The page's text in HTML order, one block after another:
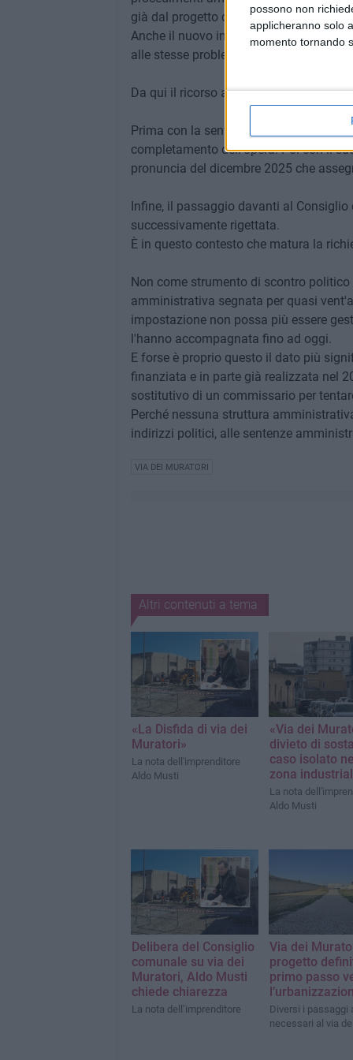
possono non
applicheranno solo
momento tornando
già dal progetto del 2004.
Anche il nuovo incarico progettuale
alle stesse problematiche urbanistiche
Da qui il ricorso al TAR contro l'inerzia
Prima con la sentenza del 2024, che
completamento dell'opera. Poi con il
pronuncia del dicembre 2025 che
Infine, il passaggio davanti al
successivamente rigettata.
È in questo contesto che matura la
Non come strumento di scontro
amministrativa segnata per quasi
impostazione non possa più essere
l'hanno accompagnata fino ad oggi.
E forse è proprio questo il dato più
finanziata e in parte già realizzata nel
sostitutivo di un commissario per
Perché nessuna struttura
indirizzi politici, alle sentenze
VIA DEI MURATORI
Altri contenuti a tema
«La Disfida di via dei
Muratori»
La nota dell'imprenditore
Aldo Musti
«Via dei
divieto di
caso isolato
zona
La nota
Aldo Musti
Delibera del Consiglio
comunale su via dei
Muratori, Aldo Musti
chiede chiarezza
La nota dell’imprenditore
Via dei
progetto
primo passo
Diversi i passaggi
necessari al via